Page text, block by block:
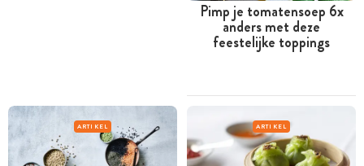
Pimp je tomatensoep 6x
anders met deze
feestelijke toppings
ARTIKEL ARTIKEL